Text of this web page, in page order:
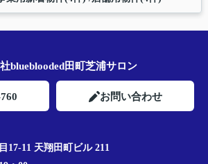
blueblooded田町芝浦サロン
お問い合わせ
17-11 天翔田町ビル 211